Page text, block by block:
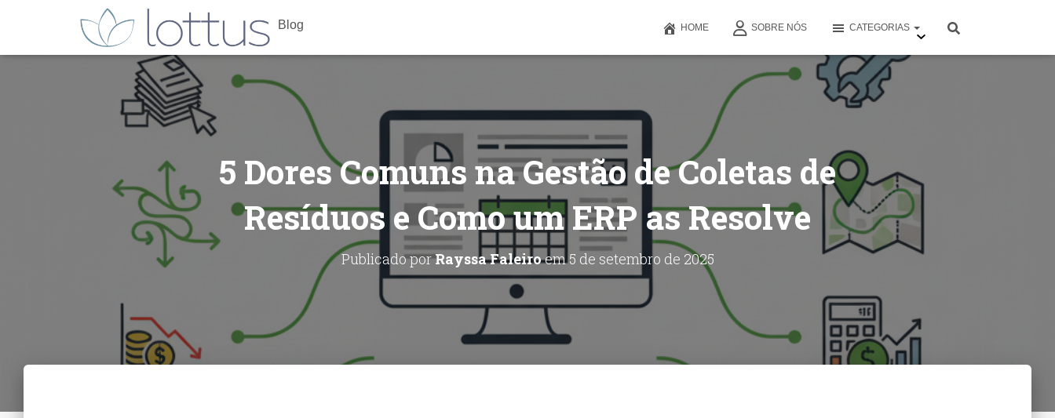
Blog HOME SOBRE NÓS CATEGORIAS
5 Dores Comuns na Gestão de Coletas de
Resíduos e Como um ERP as Resolve
Publicado porRayssa Faleiroem5 de setembro de 2025